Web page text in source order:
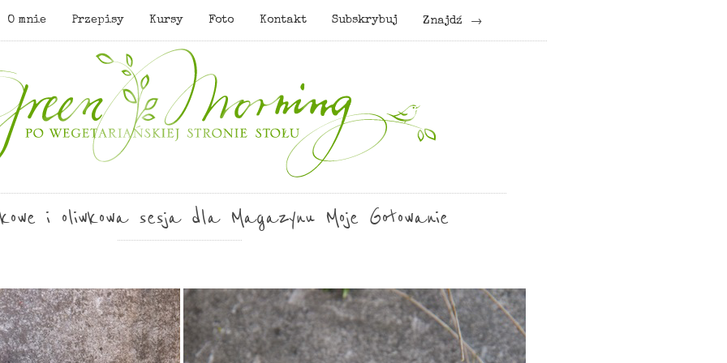
O mnie Przepisy Kursy Foto Kontakt Subskrybuj Znajdź
i oliwkowa sesja dla Magazynu Moje Gotowanie